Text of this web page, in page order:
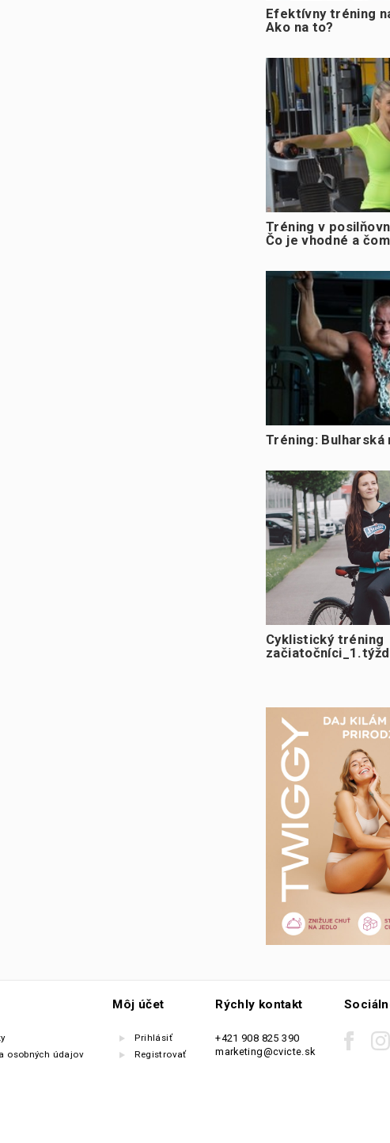
Efektívny tréning
Ako na to?
Tréning v
Čo je vhodné a
Tréning: Bulharská
Cyklistický tréning
osobných údajov
Môj účet
Prihlásiť
Registrovať
Rýchly kontakt
+421 908 825 390
marketing@cvicte.sk